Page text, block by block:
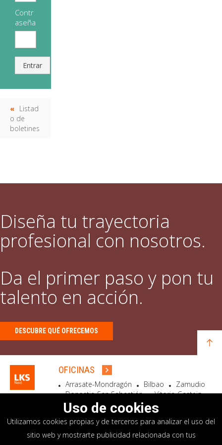
Contr
aseña
Entrar
Listad
o de
boletines
Diseña tu trayectoria
profesional con nosotros.
Da el primer paso y pon tu
talento en acción.
DESCUBRE QUÉ OFRECEMOS
OFICINAS
Arrasate-Mondragón Bilbao
Zamudio
Donostia-San Sebastián
Vitoria-Gasteiz
Madrid
El Astillero Bidart
SEDE SOCIAL
Uso de cookies
Utilizamos cookies propias y de terceros para analizar el uso del
sitio web y mostrarte publicidad relacionada con tus